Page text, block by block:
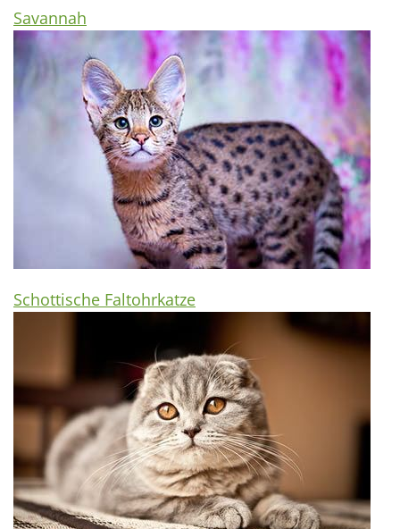
Savannah
Schottische Faltohrkatze